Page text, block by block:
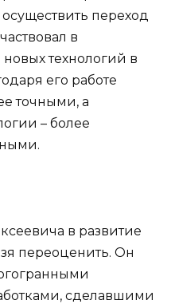
переход
в
технологий в
его работе
точными, а
– более
в развитие
переоценить. Он
сделавшими